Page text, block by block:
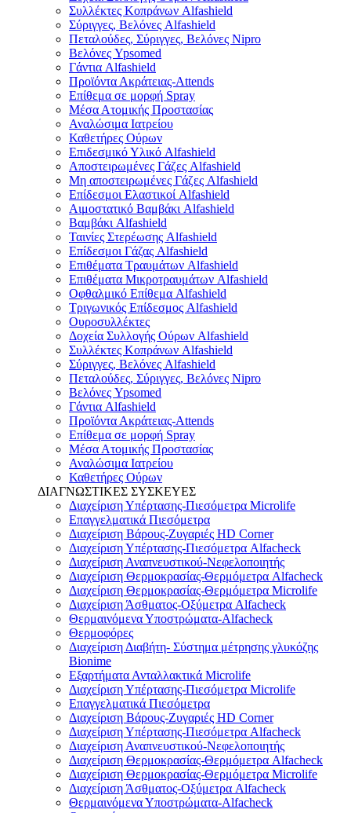
Συλλέκτες Κοπράνων Alfashield
Σύριγγες, Βελόνες Alfashield
Πεταλούδες, Σύριγγες, Βελόνες Nipro
Βελόνες Ypsomed
Γάντια Alfashield
Προϊόντα Ακράτειας-Attends
Επίθεμα σε μορφή Spray
Μέσα Ατομικής Προστασίας
Αναλώσιμα Ιατρείου
Καθετήρες Ούρων
Επιδεσμικό Υλικό Alfashield
Αποστειρωμένες Γάζες Alfashield
Μη αποστειρωμένες Γάζες Alfashield
Επίδεσμοι Ελαστικοί Alfashield
Αιμοστατικό Βαμβάκι Alfashield
Βαμβάκι Alfashield
Ταινίες Στερέωσης Alfashield
Επίδεσμοι Γάζας Alfashield
Επιθέματα Τραυμάτων Alfashield
Επιθέματα Μικροτραυμάτων Alfashield
Οφθαλμικό Eπίθεμα Alfashield
Τριγωνικός Επίδεσμος Alfashield
Ουροσυλλέκτες
Δοχεία Συλλογής Ούρων Alfashield
Συλλέκτες Κοπράνων Alfashield
Σύριγγες, Βελόνες Alfashield
Πεταλούδες, Σύριγγες, Βελόνες Nipro
Βελόνες Ypsomed
Γάντια Alfashield
Προϊόντα Ακράτειας-Attends
Επίθεμα σε μορφή Spray
Μέσα Ατομικής Προστασίας
Αναλώσιμα Ιατρείου
Καθετήρες Ούρων
ΔΙΑΓΝΩΣΤΙΚΕΣ ΣΥΣΚΕΥΕΣ
Διαχείριση Υπέρτασης-Πιεσόμετρα Microlife
Επαγγελματικά Πιεσόμετρα
Διαχείριση Βάρους-Ζυγαριές HD Corner
Διαχείριση Υπέρτασης-Πιεσόμετρα Alfacheck
Διαχείριση Αναπνευστικού-Νεφελοποιητής
Διαχείριση Θερμοκρασίας-Θερμόμετρα Alfacheck
Διαχείριση Θερμοκρασίας-Θερμόμετρα Microlife
Διαχείριση Άσθματος-Οξύμετρα Alfacheck
Θερμαινόμενα Υποστρώματα-Alfacheck
Θερμοφόρες
Διαχείριση Διαβήτη- Σύστημα μέτρησης γλυκόζης
Bionime
Εξαρτήματα Ανταλλακτικά Microlife
Διαχείριση Υπέρτασης-Πιεσόμετρα Microlife
Επαγγελματικά Πιεσόμετρα
Διαχείριση Βάρους-Ζυγαριές HD Corner
Διαχείριση Υπέρτασης-Πιεσόμετρα Alfacheck
Διαχείριση Αναπνευστικού-Νεφελοποιητής
Διαχείριση Θερμοκρασίας-Θερμόμετρα Alfacheck
Διαχείριση Θερμοκρασίας-Θερμόμετρα Microlife
Διαχείριση Άσθματος-Οξύμετρα Alfacheck
Θερμαινόμενα Υποστρώματα-Alfacheck